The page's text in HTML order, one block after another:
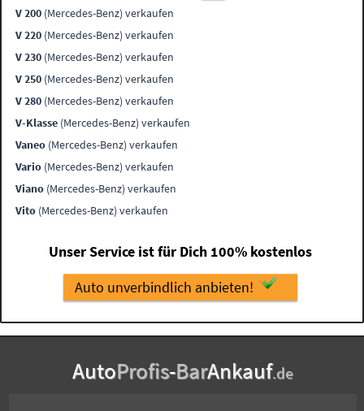
V 200 (Mercedes-Benz) verkaufen
V 220 (Mercedes-Benz) verkaufen
V 230 (Mercedes-Benz) verkaufen
V 250 (Mercedes-Benz) verkaufen
V 280 (Mercedes-Benz) verkaufen
V-Klasse (Mercedes-Benz) verkaufen
Vaneo (Mercedes-Benz) verkaufen
Vario (Mercedes-Benz) verkaufen
Viano (Mercedes-Benz) verkaufen
Vito (Mercedes-Benz) verkaufen
Unser Service ist für Dich 100% kostenlos
Auto unverbindlich anbieten!
AutoProfis-BarAnkauf.de